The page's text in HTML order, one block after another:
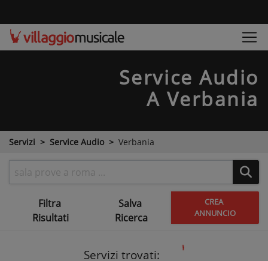
Service Audio
A Verbania
Servizi Service Audio Verbania
Filtra
Risultati
Salva
Ricerca
CREA
ANNUNCIO
Servizi trovati: